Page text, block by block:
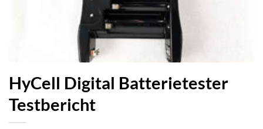
HyCell Digital Batterietester
Testbericht